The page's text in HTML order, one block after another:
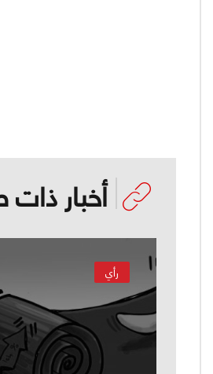
أخبار
رأي